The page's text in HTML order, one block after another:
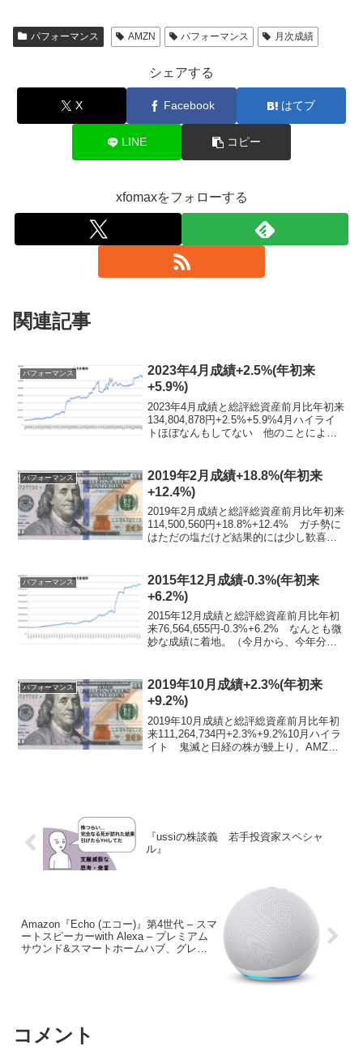
パフォーマンス AMZN パフォーマンス 月次成績
シェアする
X Facebook はてブ
LINE コピー
xfomaxをフォローする
関連記事
パフォーマンス
2023年4月成績+2.5%(年初来
+5.9%)
2023年4月成績と総評総資産前月比年初来
134,804,878円+2.5%+5.9%4月ハイライ
トほぼなんもしてない 他のことによる
た少し頑張ろうかと。米株上昇 先...
パフォーマンス
2019年2月成績+18.8%(年初来
+12.4%)
2019年2月成績と総評総資産前月比年初来
114,500,560円+18.8%+12.4% ガチ勢に
はただの塩だけど結果的には少し歓喜寄
ス2018年12月期 決算...
パフォーマンス
2015年12月成績-0.3%(年初来
+6.2%)
2015年12月成績と総評総資産前月比年初
来76,564,655円-0.3%+6.2% なんとも微
妙な成績に着地。（今月から、今年分の
少しずれている。注意。）12月ハイ...
パフォーマンス
2019年10月成績+2.3%(年初来
+9.2%)
2019年10月成績と総評総資産前月比年初
来111,264,734円+2.3%+9.2%10月ハイラ
イト 鬼滅と日経の株が鰻上り。AMZN
『ussiの株談義 若手投資家スペシャ
ル』
Amazon『Echo (エコー)』第4世代 – スマ
ートスピーカーwith Alexa – プレミアム
サウンド&スマートホームハブ、グレー
コメント